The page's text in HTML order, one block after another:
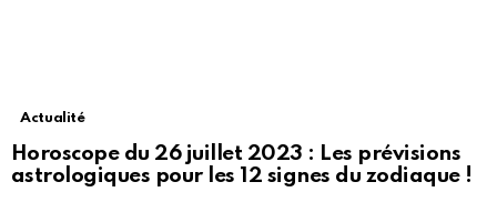
Actualité
Horoscope du 26 juillet 2023 : Les prévisions
astrologiques pour les 12 signes du zodiaque !